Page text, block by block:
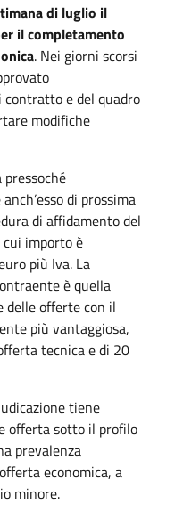
di luglio il
il completamento
. Nei giorni scorsi
contratto e del quadro
modifiche
di prossima
di affidamento del
importo è
più Iva. La
è quella
delle offerte con il
più vantaggiosa,
tecnica e di 20
tiene
offerta sotto il profilo
prevalenza
economica, a
minore.